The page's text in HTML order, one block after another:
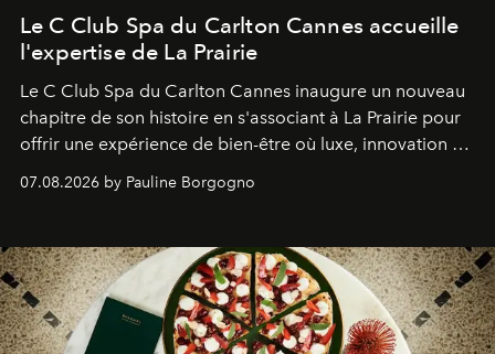
Le C Club Spa du Carlton Cannes accueille
l'expertise de La Prairie
Le C Club Spa du Carlton Cannes inaugure un nouveau
chapitre de son histoire en s'associant à La Prairie pour
offrir une expérience de bien-être où luxe, innovation et
expertise se rencontrent.
07.08.2026 by Pauline Borgogno